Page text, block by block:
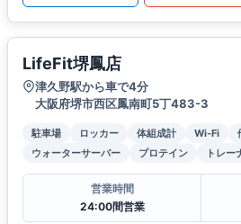
LifeFit堺鳳店
津久野駅から車で4分
大阪府堺市西区鳳南町5丁483-3
駐車場 ロッカー 体組成計 Wi-Fi
ウォーターサーバー
プロテイン トレー
営業時間
24:00間営業